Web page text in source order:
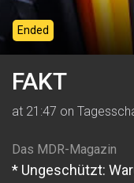
Ended
FAKT
at 21:47 on
Das MDR-Magazin
* Ungeschützt: